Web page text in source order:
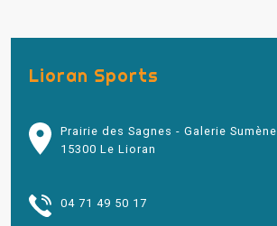
Lioran Sports
Prairie des Sagnes - Galerie Sumène
15300 Le Lioran
04 71 49 50 17